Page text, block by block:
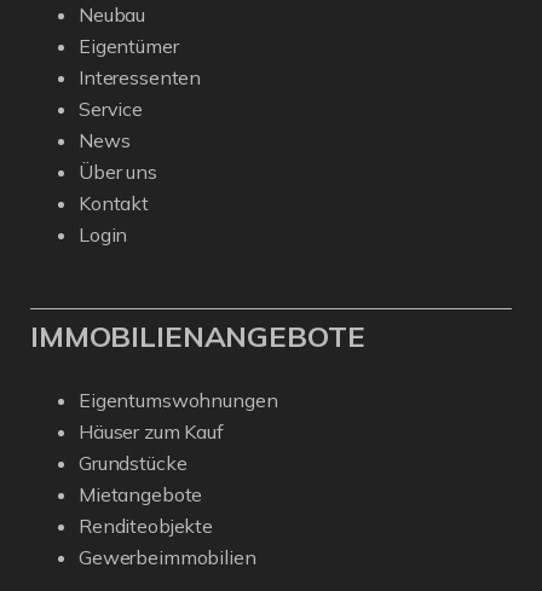
Neubau
Eigentümer
Interessenten
Service
News
Über uns
Kontakt
Login
IMMOBILIENANGEBOTE
Eigentumswohnungen
Häuser zum Kauf
Grundstücke
Mietangebote
Renditeobjekte
Gewerbeimmobilien